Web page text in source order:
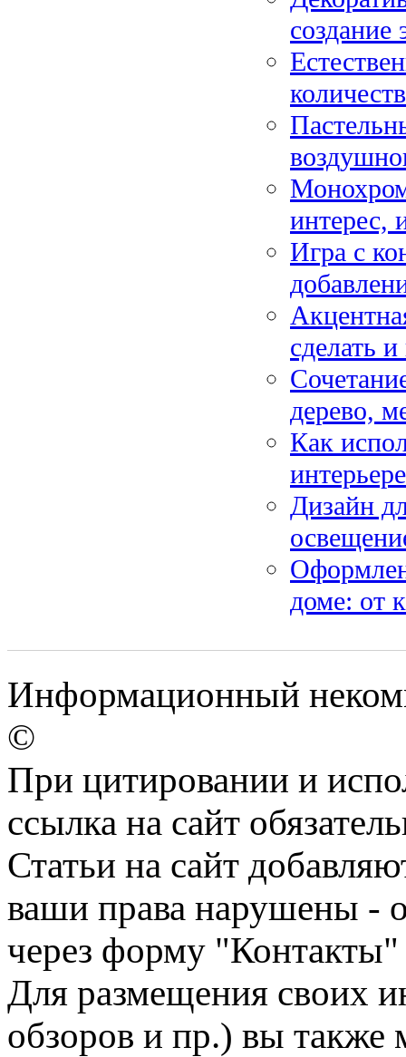
создание
интерес,
Игра с
сделать
дерево,
Как
Дизайн
доме: от
Информационный
©
При цитировании и
ссылка на сайт
Статьи на сайт
ваши права нарушены -
через форму "Контакты"
Для размещения своих
обзоров и пр.) вы также